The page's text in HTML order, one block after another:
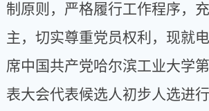
制原则，严格履行工作程序，
主，切实尊重党员权利，现就
席中国共产党哈尔滨工业大学
表大会代表候选人初步人选进